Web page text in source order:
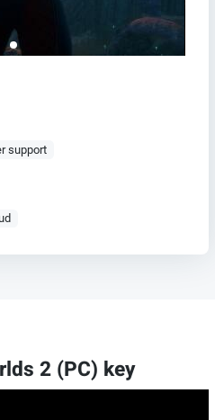
support
2 (PC) key